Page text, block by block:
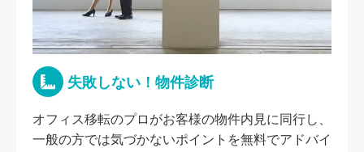
失敗しない！物件診断
オフィス移転のプロがお客様の物件内見に同行し、
一般の方では気づかないポイントを無料でアドバイ